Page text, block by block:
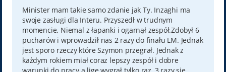
t
Minister mam takie samo zdanie jak Ty. Inzaghi ma
swoje zasługi dla Interu. Przyszedł w trudnym
momencie. Niemal z łapanki i ogarnął zespół.Zdobył 6
pucharów i wprowadził nas 2 razy do finału LM. Jednak
jest sporo rzeczy które Szymon przegrał. Jednak z
każdym rokiem miał coraz lepszy zespół i dobre